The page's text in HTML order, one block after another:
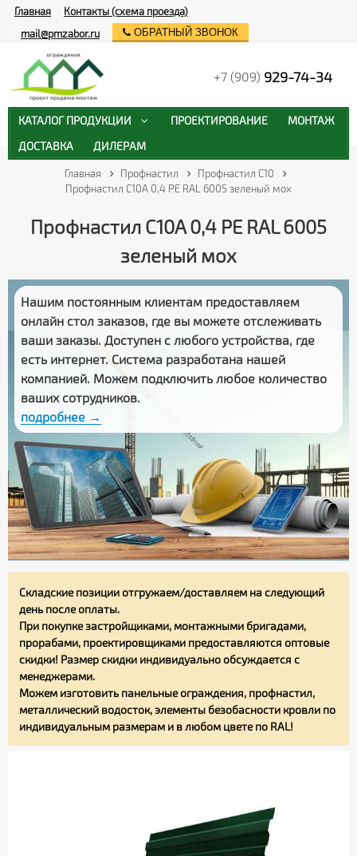
Главная Профнастил
Профнастил С10
Профнастил С10A 0,4 PE RAL 6005 зеленый мох
Профнастил С10A 0,4 PE RAL 6005
зеленый мох
Нашим постоянным клиентам предоставляем
онлайн стол заказов, где вы можете отслеживать
ваши заказы. Доступен с любого устройства, где
есть интернет. Система разработана нашей
компанией. Можем подключить любое количество
ваших сотрудников.
подробнее →
Складские позиции отгружаем/доставляем на следующий
день после оплаты.
При покупке застройщиками, монтажными бригадами,
прорабами, проектировщиками предоставляются оптовые
скидки! Размер скидки индивидуально обсуждается с
менеджерами.
Можем изготовить панельные ограждения, профнастил,
металлический водосток, элементы безобасности кровли по
индивидуальным размерам и в любом цвете по RAL!
Главная
Контакты (схема проезда)
mail@pmzabor.ru
ОБРАТНЫЙ ЗВОНОК
+7 (909) 929-74-34
КАТАЛОГ ПРОДУКЦИИ ПРОЕКТИРОВАНИЕ
МОНТАЖ
ДОСТАВКА
ДИЛЕРАМ